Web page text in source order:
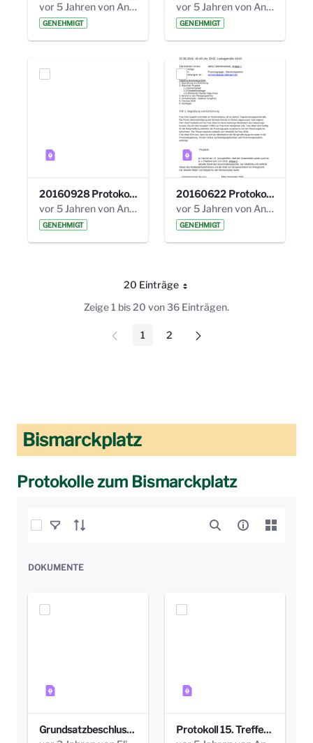
vor 5 Jahren von Anni Schlumberger
GENEHMIGT
vor 5 Jahren von Anni Schlumberger
GENEHMIGT
20160928 Protokoll 17. Steuerungskreis.pdf
vor 5 Jahren von Anni Schlumberger
GENEHMIGT
20160622 Protokoll 16. Steuerungskreis.pdf
vor 5 Jahren von Anni Schlumberger
GENEHMIGT
20 Einträge
Pro Seite
Zeige 1 bis 20 von 36 Einträgen.
Seite
1 Seite
2
Bismarckplatz
Protokolle zum Bismarckplatz
Elemente auswählen
DOKUMENTE
Grundsatzbeschluss Bismarckplatz_440_2021.pdf
Protokoll 15. Treffen 20161006 AG Bismarckplatz.pdf